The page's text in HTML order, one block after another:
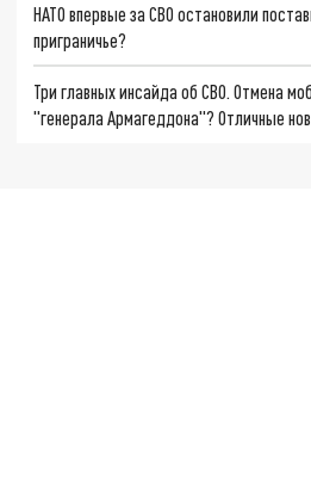
НАТО впервые за СВО остановили
приграничье?
Три главных инсайда об СВО. Отмена
"генерала Армагеддона"? Отличные